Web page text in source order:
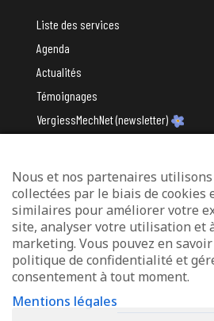
Liste des services
Agenda
Actualités
Témoignages
VergiessMechNet (newsletter)
Avec le soutien du
Mentions légales
Protection des données
Nous et nos partenaires
collectées par le biais de cookies
similaires pour améliorer votre
site, analyser votre utilisation et
marketing. Vous pouvez en
politique de confidentialité et
consentement à tout moment.
Mentions légales